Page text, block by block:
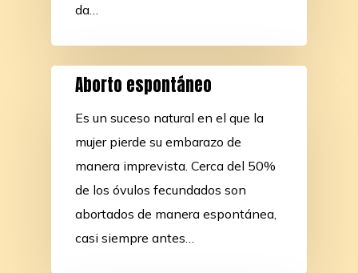
da…
Aborto espontáneo
Es un suceso natural en el que la
mujer pierde su embarazo de
manera imprevista. Cerca del 50%
de los óvulos fecundados son
abortados de manera espontánea,
casi siempre antes…